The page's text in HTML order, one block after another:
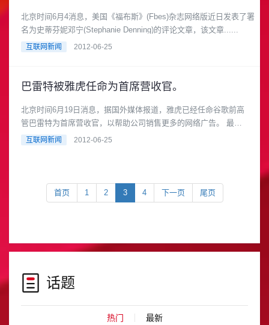
北京时间6月4消息，美国《福布斯》(Fbes)杂志网络版近日发表了署
名为史蒂芬妮邓宁(Stephanie Denning)的评论文章，该文章......
互联网新闻 2012-06-25
巴雷特被雅虎任命为首席营收官。
北京时间6月19日消息，据国外媒体报道，雅虎已经任命谷歌前高
管巴雷特为首席营收官，以帮助公司销售更多的网络广告。 最新
任命的迈克尔巴雷特(M......
互联网新闻 2012-06-25
首页 1 2 3 4 下一页 尾页
话题
热门 最新